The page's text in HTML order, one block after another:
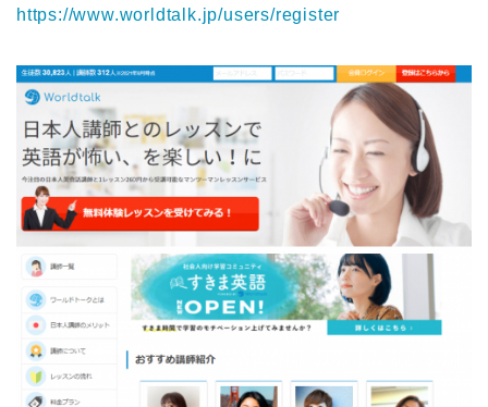
https://www.worldtalk.jp/users/register